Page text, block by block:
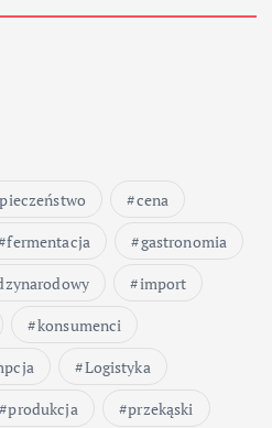
cena
fermentacja
gastronomia
import
konsumenci
Logistyka
produkcja
przekąski